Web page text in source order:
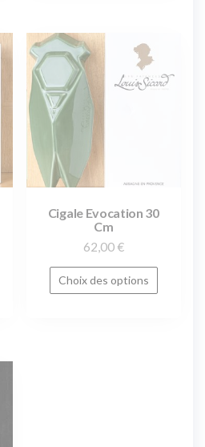
Cigale Evocation 30
Cm
62,00 €
Choix des options